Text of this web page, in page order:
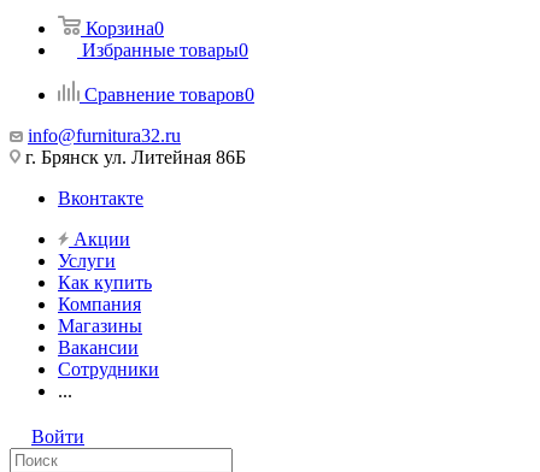
Корзина0
Избранные товары0
Сравнение товаров0
info@furnitura32.ru
г. Брянск ул. Литейная 86Б
Вконтакте
Акции
Услуги
Как купить
Компания
Магазины
Вакансии
Сотрудники
...
Войти